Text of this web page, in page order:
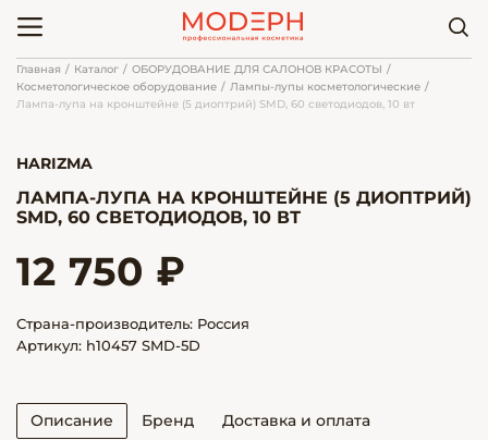
Главная Каталог
ОБОРУДОВАНИЕ ДЛЯ САЛОНОВ КРАСОТЫ
Косметологическое оборудование
Лампы-лупы косметологические
Лампа-лупа на кронштейне (5 диоптрий) SMD, 60 светодиодов, 10 вт
HARIZMA
ЛАМПА-ЛУПА НА КРОНШТЕЙНЕ (5 ДИОПТРИЙ)
SMD, 60 СВЕТОДИОДОВ, 10 ВТ
12 750 ₽
Страна-производитель: Россия
Артикул: h10457 SMD-5D
Описание Бренд Доставка и оплата